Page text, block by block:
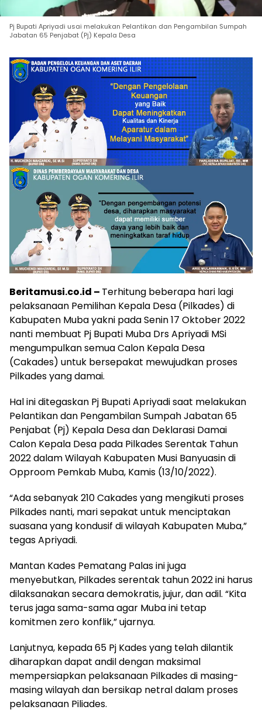
Pj Bupati Apriyadi usai melakukan Pelantikan dan Pengambilan Sumpah
Jabatan 65 Penjabat (Pj) Kepala Desa
Beritamusi.co.id – Terhitung beberapa hari lagi
pelaksanaan Pemilihan Kepala Desa (Pilkades) di
Kabupaten Muba yakni pada Senin 17 Oktober 2022
nanti membuat Pj Bupati Muba Drs Apriyadi MSi
mengumpulkan semua Calon Kepala Desa
(Cakades) untuk bersepakat mewujudkan proses
Pilkades yang damai.
Hal ini ditegaskan Pj Bupati Apriyadi saat melakukan
Pelantikan dan Pengambilan Sumpah Jabatan 65
Penjabat (Pj) Kepala Desa dan Deklarasi Damai
Calon Kepala Desa pada Pilkades Serentak Tahun
2022 dalam Wilayah Kabupaten Musi Banyuasin di
Opproom Pemkab Muba, Kamis (13/10/2022).
“Ada sebanyak 210 Cakades yang mengikuti proses
Pilkades nanti, mari sepakat untuk menciptakan
suasana yang kondusif di wilayah Kabupaten Muba,”
tegas Apriyadi.
Mantan Kades Pematang Palas ini juga
menyebutkan, Pilkades serentak tahun 2022 ini harus
dilaksanakan secara demokratis, jujur, dan adil. “Kita
terus jaga sama-sama agar Muba ini tetap
komitmen zero konflik,” ujarnya.
Lanjutnya, kepada 65 Pj Kades yang telah dilantik
diharapkan dapat andil dengan maksimal
mempersiapkan pelaksanaan Pilkades di masing-
masing wilayah dan bersikap netral dalam proses
pelaksanaan Piliades.